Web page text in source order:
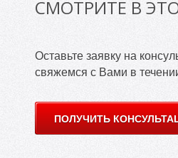
СМОТРИТЕ В
Оставьте заявку на
свяжемся с Вами в
ПОЛУЧИТЬ